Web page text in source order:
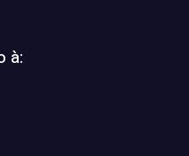
à: